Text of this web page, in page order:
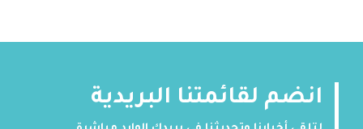
انضم لقائمتنا البريدية